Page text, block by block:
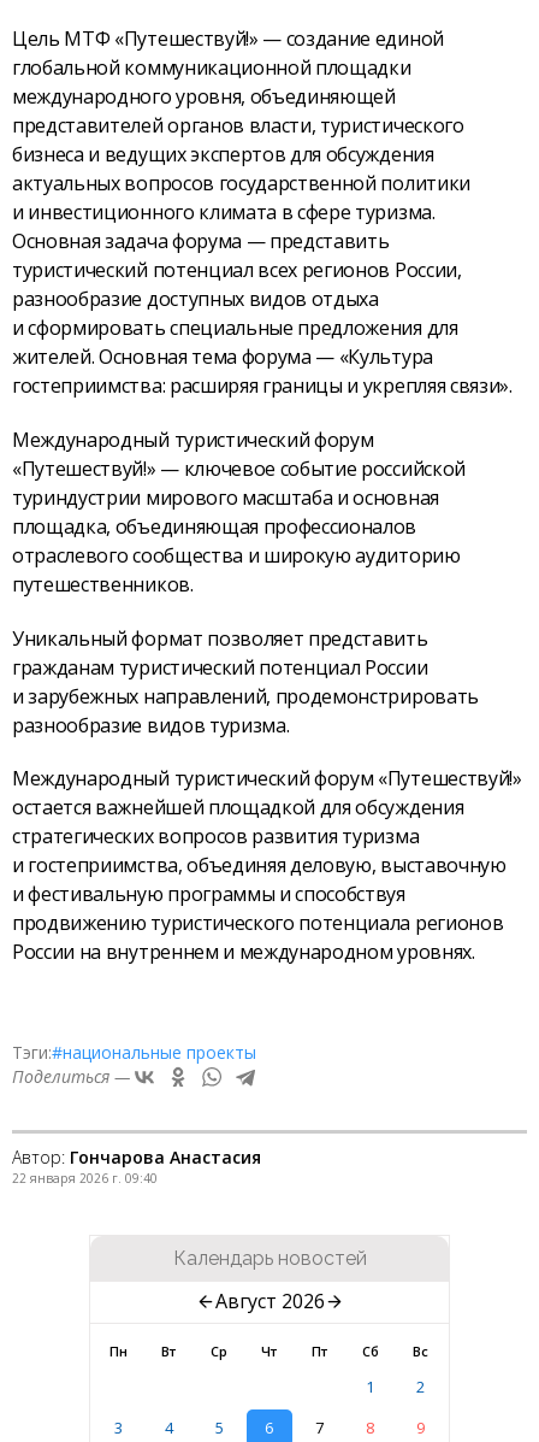
Цель МТФ «Путешествуй!» — создание единой
глобальной коммуникационной площадки
международного уровня, объединяющей
представителей органов власти, туристического
бизнеса и ведущих экспертов для обсуждения
актуальных вопросов государственной политики
и инвестиционного климата в сфере туризма.
Основная задача форума — представить
туристический потенциал всех регионов России,
разнообразие доступных видов отдыха
и сформировать специальные предложения для
жителей. Основная тема форума — «Культура
гостеприимства: расширяя границы и укрепляя связи».
Международный туристический форум
«Путешествуй!» — ключевое событие российской
туриндустрии мирового масштаба и основная
площадка, объединяющая профессионалов
отраслевого сообщества и широкую аудиторию
путешественников.
Уникальный формат позволяет представить
гражданам туристический потенциал России
и зарубежных направлений, продемонстрировать
разнообразие видов туризма.
Международный туристический форум «Путешествуй!»
остается важнейшей площадкой для обсуждения
стратегических вопросов развития туризма
и гостеприимства, объединяя деловую, выставочную
и фестивальную программы и способствуя
продвижению туристического потенциала регионов
России на внутреннем и международном уровнях.
Тэги:#национальные проекты
Поделиться —
Автор: Гончарова Анастасия
22 января 2026 г. 09:40
Календарь новостей
Август 2026
Пн Вт Ср Чт Пт Сб Вс
1
2
3
4 5 6 7 8 9